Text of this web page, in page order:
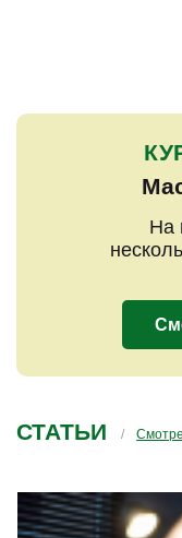
На
КУРСЫ ПО
Онлайн.